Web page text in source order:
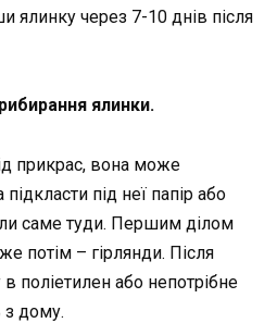
через 7-10 днів після
ялинки.
прикрас, вона може
під неї папір або
саме туди. Першим ділом
потім – гірлянди. Після
поліетилен або непотрібне
з дому.